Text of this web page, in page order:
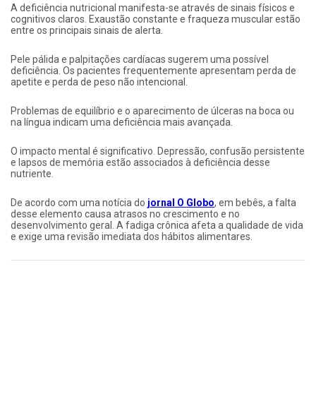
A deficiência nutricional manifesta-se através de sinais físicos e
cognitivos claros. Exaustão constante e fraqueza muscular estão
entre os principais sinais de alerta.
Pele pálida e palpitações cardíacas sugerem uma possível
deficiência. Os pacientes frequentemente apresentam perda de
apetite e perda de peso não intencional.
Problemas de equilíbrio e o aparecimento de úlceras na boca ou
na língua indicam uma deficiência mais avançada.
O impacto mental é significativo. Depressão, confusão persistente
e lapsos de memória estão associados à deficiência desse
nutriente.
De acordo com uma notícia do jornal O Globo, em bebês, a falta
desse elemento causa atrasos no crescimento e no
desenvolvimento geral. A fadiga crônica afeta a qualidade de vida
e exige uma revisão imediata dos hábitos alimentares.